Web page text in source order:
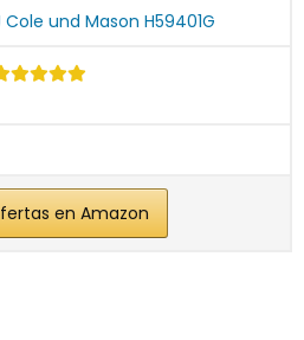
und Mason H59401G
en Amazon